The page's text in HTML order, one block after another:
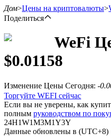
Фьючерсы
Дом>Цены на криптовалюты>
Поделиться
WeFi
$0.01158
Изменение Цены Сегодня: -
Торгуйте WEFI сейчас
Если вы не уверены, как
полным руководством по
24H1W1M3M1Y3Y
Данные обновлены в (UTC+8)